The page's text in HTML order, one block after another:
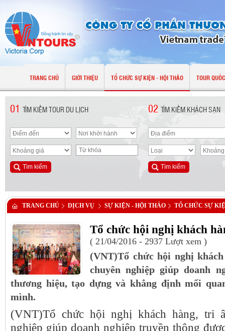
TRANG CHỦ GIỚI THIỆU TỔ CHỨC SỰ KIỆN - HỘI THẢO TOUR
01 TÌM KIẾM TOUR DU LỊCH 02 TÌM KIẾM KHÁCH SẠN
TRANG CHỦ DỊCH VỤ SỰ KIỆN - HỘI THẢO TỔ CHỨC SỰ
Tổ chức hội nghị khách
( 21/04/2016 - 2937 Lượt xem )
(VNT)Tổ chức hội nghị
chuyên nghiệp giúp doanh
thương hiệu, tạo dựng và khẳng định mối
mình.
(VNT)Tổ chức hội nghị khách hàng, tri
nghiệp giúp doanh nghiệp truyền thông